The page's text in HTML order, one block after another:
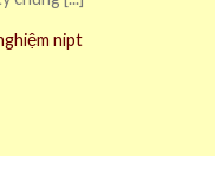
nipt